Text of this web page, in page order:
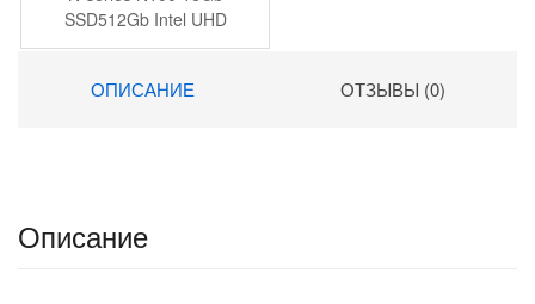
SSD512Gb Intel UHD
Graphics 14″ IPS FHD
Pro grey WiFi BT Cam
ОПИСАНИЕ ОТЗЫВЫ (0)
Описание